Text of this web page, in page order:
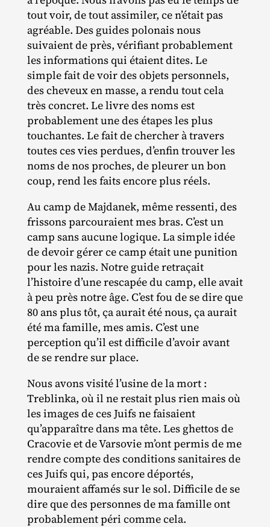
tout voir, de tout assimiler, ce n’était pas
agréable. Des guides polonais nous
suivaient de près, vérifiant probablement
les informations qui étaient dites. Le
simple fait de voir des objets personnels,
des cheveux en masse, a rendu tout cela
très concret. Le livre des noms est
probablement une des étapes les plus
touchantes. Le fait de chercher à travers
toutes ces vies perdues, d’enfin trouver les
noms de nos proches, de pleurer un bon
coup, rend les faits encore plus réels.
Au camp de Majdanek, même ressenti, des
frissons parcouraient mes bras. C’est un
camp sans aucune logique. La simple idée
de devoir gérer ce camp était une punition
pour les nazis. Notre guide retraçait
l’histoire d’une rescapée du camp, elle avait
à peu près notre âge. C’est fou de se dire que
80 ans plus tôt, ça aurait été nous, ça aurait
été ma famille, mes amis. C’est une
perception qu’il est difficile d’avoir avant
de se rendre sur place.
Nous avons visité l’usine de la mort :
Treblinka, où il ne restait plus rien mais où
les images de ces Juifs ne faisaient
qu’apparaître dans ma tête. Les ghettos de
Cracovie et de Varsovie m’ont permis de me
rendre compte des conditions sanitaires de
ces Juifs qui, pas encore déportés,
mouraient affamés sur le sol. Difficile de se
dire que des personnes de ma famille ont
probablement péri comme cela.